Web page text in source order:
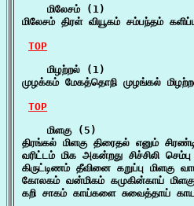
    மிலேசம் (1)
மிலேசம் திரள் வியூகம் சம்பந்தம்
TOP
    மிழற்றல் (1)
முழக்கம் மேகத்தொநி முழங்கல்
TOP
    மிளகு (5)
திரங்கல் மிளகு திரைதல் எனும்
வரிட்டம் மிக அகன்றது சிச்சிலி
கிருட்டிணம் தீவினை கறுப்பு மிளகு
கோலகம் வன்மிகம் கமுகின்காய்
கறி சாகம் காய்களை சுவைத்தாய்